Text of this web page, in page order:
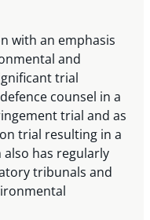
with an emphasis
and
trial
counsel in a
trial and as
trial resulting in a
also has regularly
tribunals and